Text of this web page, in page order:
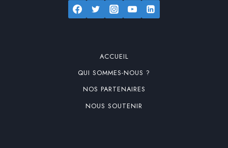
ACCUEIL
QUI SOMMES-NOUS ?
NOS PARTENAIRES
NOUS SOUTENIR